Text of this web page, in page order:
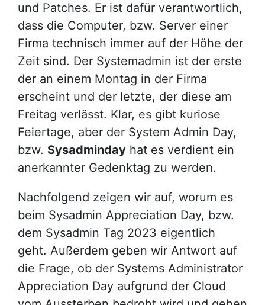
und Patches. Er ist dafür verantwortlich,
dass die Computer, bzw. Server einer
Firma technisch immer auf der Höhe der
Zeit sind. Der Systemadmin ist der erste
der an einem Montag in der Firma
erscheint und der letzte, der diese am
Freitag verlässt. Klar, es gibt kuriose
Feiertage, aber der System Admin Day,
bzw. Sysadminday hat es verdient ein
anerkannter Gedenktag zu werden.
Nachfolgend zeigen wir auf, worum es
beim Sysadmin Appreciation Day, bzw.
dem Sysadmin Tag 2023 eigentlich
geht. Außerdem geben wir Antwort auf
die Frage, ob der Systems Administrator
Appreciation Day aufgrund der Cloud